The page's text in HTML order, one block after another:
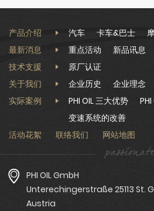
产品介绍 汽车 卡车&巴士
最新消息
重点活动 新品讯息
技术支援
原厂认证
关于我们
企业历史 企业理念
实际案例
PHI OIL 三大优势
变速系统的改善
活动花絮
联络我们 网站地图
PHI OIL GmbH
Unterechingerstraße 25113 St.
Austria